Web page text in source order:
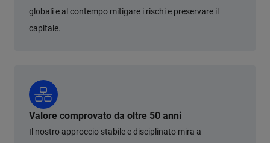
globali e al contempo mitigare i rischi e preservare il
capitale.
Valore comprovato da oltre 50 anni
Il nostro approccio stabile e disciplinato mira a